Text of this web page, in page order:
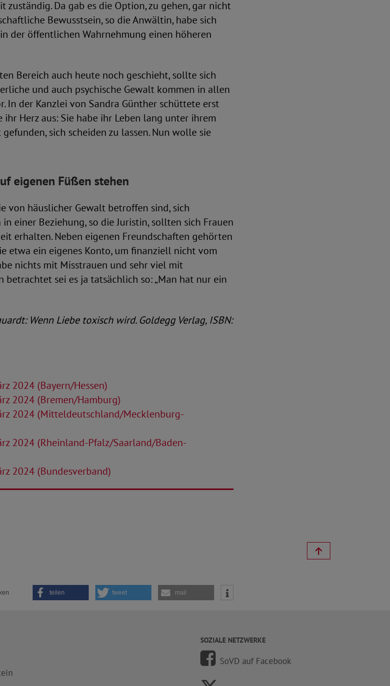
zuständig. Da gab es die Option, zu gehen, gar nicht
Bewusstsein, so die Anwältin, habe sich
der öffentlichen Wahrnehmung einen höheren
Bereich auch heute noch geschieht, sollte sich
und auch psychische Gewalt kommen in allen
In der Kanzlei von Sandra Günther schüttete erst
Herz aus: Sie habe ihr Leben lang unter ihrem
sich scheiden zu lassen. Nun wolle sie
eigenen Füßen stehen
von häuslicher Gewalt betroffen sind, sich
einer Beziehung, so die Juristin, sollten sich Frauen
erhalten. Neben eigenen Freundschaften gehörten
etwa ein eigenes Konto, um finanziell nicht vom
nichts mit Misstrauen und sehr viel mit
betrachtet sei es ja tatsächlich so: „Man hat nur ein
Wenn Liebe toxisch wird. Goldegg Verlag, ISBN:
2024 (Bayern/Hessen)
2024 (Bremen/Hamburg)
2024 (Mitteldeutschland/Mecklenburg-
2024 (Rheinland-Pfalz/Saarland/Baden-
2024 (Bundesverband)
teilen tweet mail
SOZIALE NETZWERKE
SoVD auf Facebook